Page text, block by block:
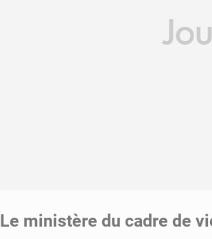
Le ministère du cadre de